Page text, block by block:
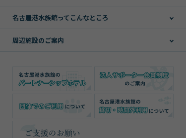
名古屋港水族館ってこんなところ
周辺施設のご案内